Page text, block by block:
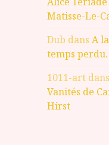
Matisse-Le-
Dub dansA
temps perdu.
1011-art dans
Vanités de
Hirst